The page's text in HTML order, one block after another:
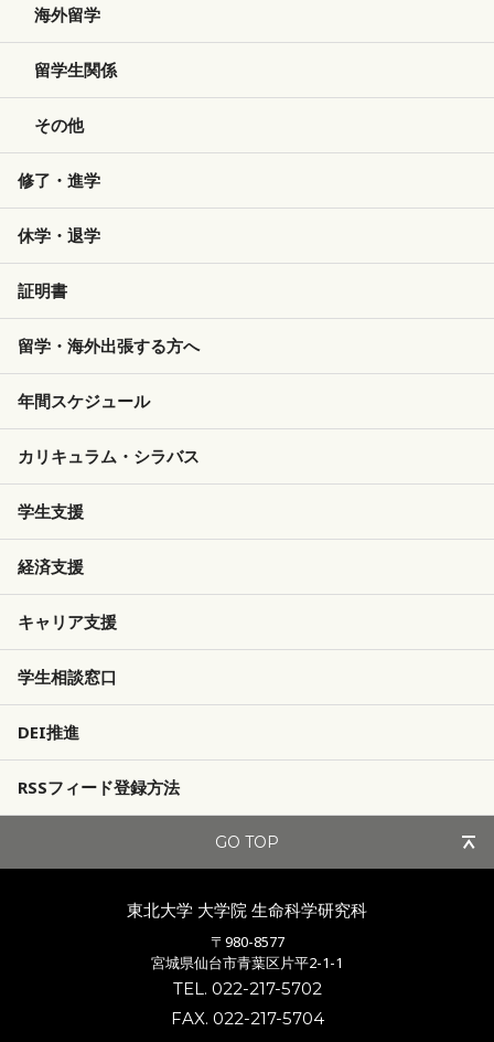
海外留学
留学生関係
その他
修了・進学
休学・退学
証明書
留学・海外出張する方へ
年間スケジュール
カリキュラム・シラバス
学生支援
経済支援
キャリア支援
学生相談窓口
DEI推進
RSSフィード登録方法
GO TOP
東北大学 大学院 生命科学研究科
〒980-8577
宮城県仙台市青葉区片平2-1-1
TEL. 022-217-5702
FAX. 022-217-5704